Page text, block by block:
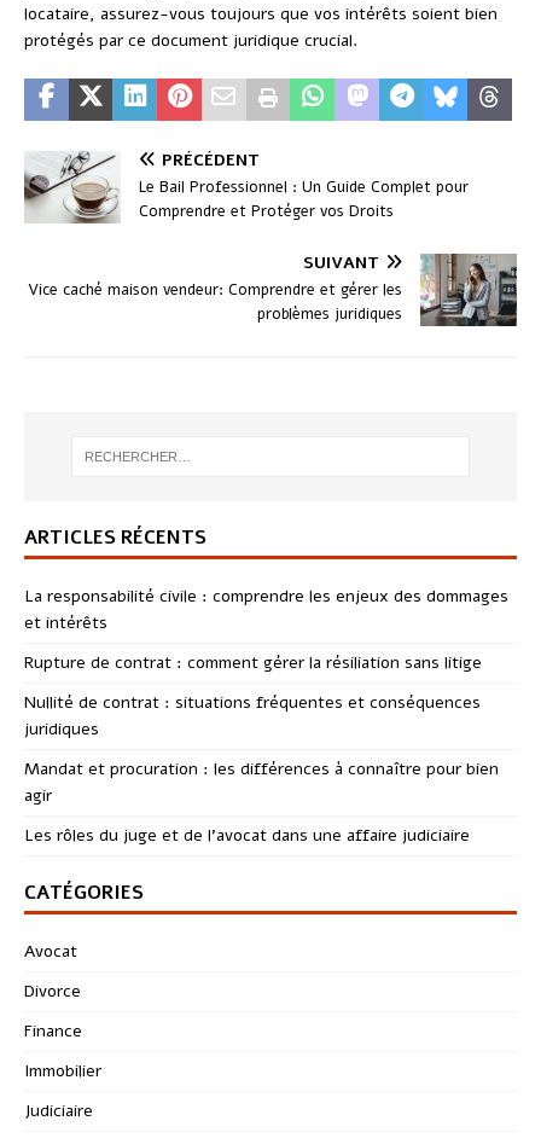
locataire, assurez-vous toujours que vos intérêts soient bien
protégés par ce document juridique crucial.
PRÉCÉDENT
Le Bail Professionnel : Un Guide Complet pour
Comprendre et Protéger vos Droits
SUIVANT
Vice caché maison vendeur: Comprendre et gérer les
problèmes juridiques
ARTICLES RÉCENTS
La responsabilité civile : comprendre les enjeux des dommages
et intérêts
Rupture de contrat : comment gérer la résiliation sans litige
Nullité de contrat : situations fréquentes et conséquences
juridiques
Mandat et procuration : les différences à connaître pour bien
agir
Les rôles du juge et de l’avocat dans une affaire judiciaire
CATÉGORIES
Avocat
Divorce
Finance
Immobilier
Judiciaire